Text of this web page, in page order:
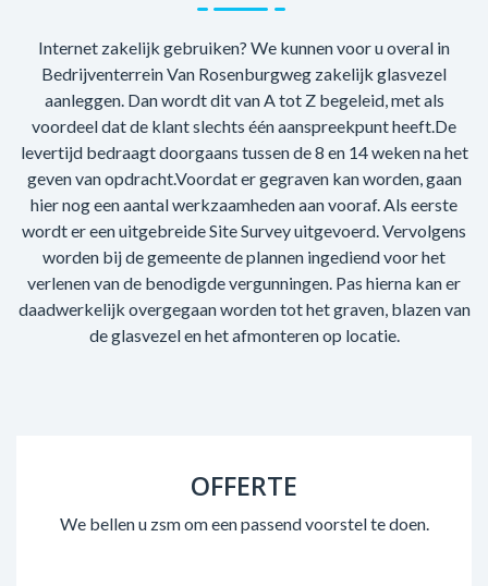
Internet zakelijk gebruiken? We kunnen voor u overal in
Bedrijventerrein Van Rosenburgweg zakelijk glasvezel
aanleggen. Dan wordt dit van A tot Z begeleid, met als
voordeel dat de klant slechts één aanspreekpunt heeft.De
levertijd bedraagt doorgaans tussen de 8 en 14 weken na het
geven van opdracht.Voordat er gegraven kan worden, gaan
hier nog een aantal werkzaamheden aan vooraf. Als eerste
wordt er een uitgebreide Site Survey uitgevoerd. Vervolgens
worden bij de gemeente de plannen ingediend voor het
verlenen van de benodigde vergunningen. Pas hierna kan er
daadwerkelijk overgegaan worden tot het graven, blazen van
de glasvezel en het afmonteren op locatie.
OFFERTE
We bellen u zsm om een passend voorstel te doen.